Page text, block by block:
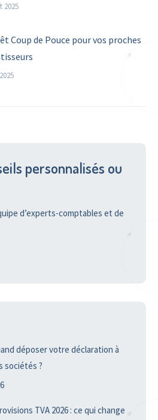
2025
Coup de Pouce pour vos proches
personnalisés ou
d’experts-comptables et de
déposer votre déclaration à
sociétés ?
TVA 2026 : ce qui change